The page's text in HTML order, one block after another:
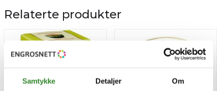
Samtykke Detaljer Om
Relaterte produkter